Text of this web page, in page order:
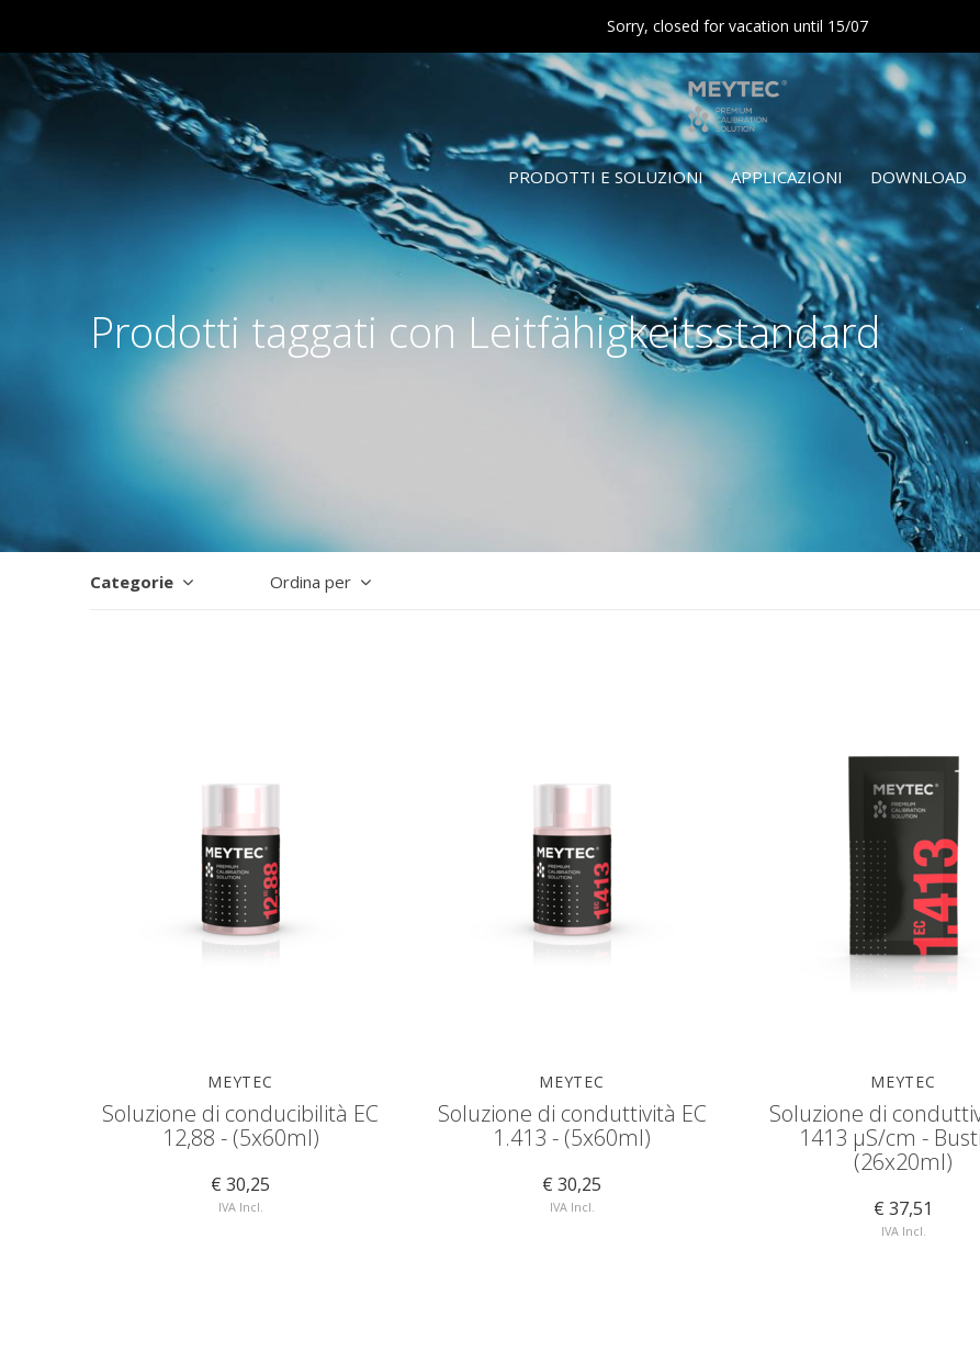
PRODOTTI E SOLUZIONI APPLICAZIONI DOWNLOAD
Sorry, closed for vacation until 15/07
Prodotti taggati con Leitfähigkeitsstandard
Categorie Ordina per
MEYTEC
Soluzione di conducibilità EC
12,88 - (5x60ml)
€ 30,25
IVA Incl.
MEYTEC
Soluzione di conduttività EC
1.413 - (5x60ml)
€ 30,25
IVA Incl.
MEYTEC
Soluzione di
1413 µS/cm -
(26x20ml)
€ 37,51
IVA Incl.